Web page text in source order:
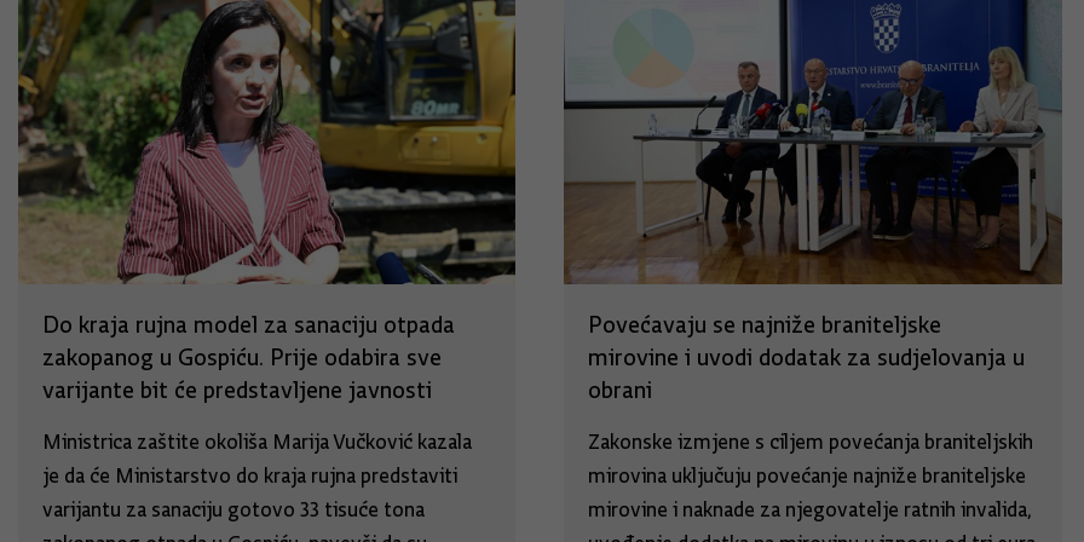
Do kraja rujna model za sanaciju otpada
zakopanog u Gospiću. Prije odabira sve
varijante bit će predstavljene javnosti
Ministrica zaštite okoliša Marija Vučković kazala
je da će Ministarstvo do kraja rujna predstaviti
varijantu za sanaciju gotovo 33 tisuće tona
Povećavaju se najniže braniteljske
mirovine i uvodi dodatak za sudjelovanja u
obrani
Zakonske izmjene s ciljem povećanja braniteljskih
mirovina uključuju povećanje najniže braniteljske
mirovine i naknade za njegovatelje ratnih invalida,